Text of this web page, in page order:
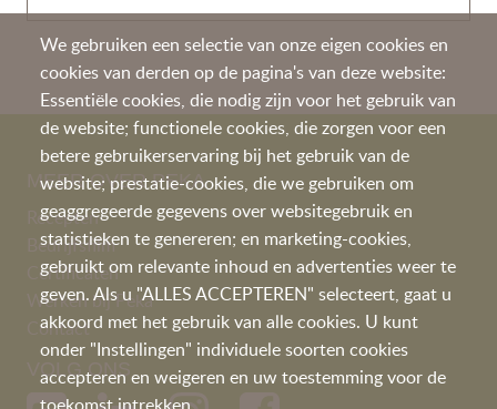
We gebruiken een selectie van onze eigen cookies en
cookies van derden op de pagina's van deze website:
Essentiële cookies, die nodig zijn voor het gebruik van
de website; functionele cookies, die zorgen voor een
betere gebruikerservaring bij het gebruik van de
website; prestatie-cookies, die we gebruiken om
geaggregeerde gegevens over websitegebruik en
statistieken te genereren; en marketing-cookies,
gebruikt om relevante inhoud en advertenties weer te
geven. Als u "ALLES ACCEPTEREN" selecteert, gaat u
akkoord met het gebruik van alle cookies. U kunt
onder "Instellingen" individuele soorten cookies
accepteren en weigeren en uw toestemming voor de
MEER OVER PEKA
Recepten
Bedrijfsfilm
Certificaten
Werken bij Peka
Contact
VOLG ONS